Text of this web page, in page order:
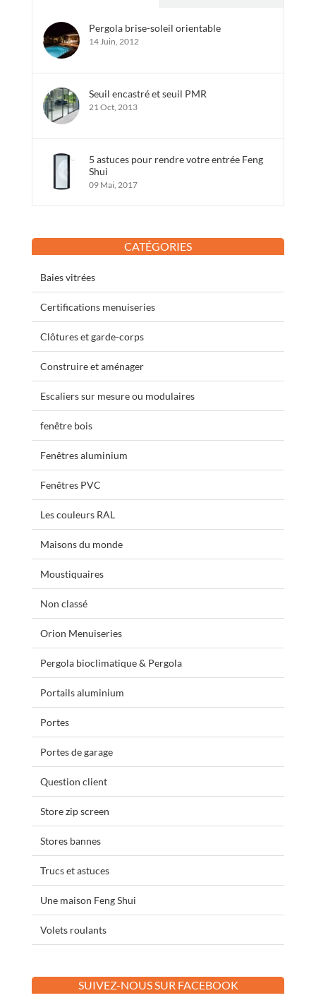
Pergola brise-soleil orientable
14 Juin, 2012
Seuil encastré et seuil PMR
21 Oct, 2013
5 astuces pour rendre votre entrée Feng
Shui
09 Mai, 2017
CATÉGORIES
Baies vitrées
Certifications menuiseries
Clôtures et garde-corps
Construire et aménager
Escaliers sur mesure ou modulaires
fenêtre bois
Fenêtres aluminium
Fenêtres PVC
Les couleurs RAL
Maisons du monde
Moustiquaires
Non classé
Orion Menuiseries
Pergola bioclimatique & Pergola
Portails aluminium
Portes
Portes de garage
Question client
Store zip screen
Stores bannes
Trucs et astuces
Une maison Feng Shui
Volets roulants
SUIVEZ-NOUS SUR FACEBOOK